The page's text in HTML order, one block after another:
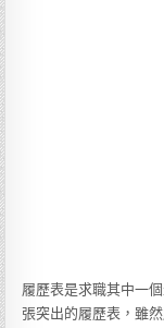
履歷表是求職其中一
張突出的履歷表，雖